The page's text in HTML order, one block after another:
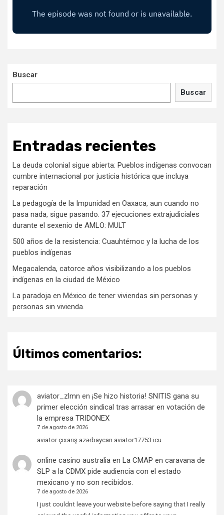
Buscar
Buscar
Entradas recientes
La deuda colonial sigue abierta: Pueblos indígenas convocan
cumbre internacional por justicia histórica que incluya
reparación
La pedagogía de la Impunidad en Oaxaca, aun cuando no
pasa nada, sigue pasando. 37 ejecuciones extrajudiciales
durante el sexenio de AMLO: MULT
500 años de la resistencia: Cuauhtémoc y la lucha de los
pueblos indígenas
Megacalenda, catorce años visibilizando a los pueblos
indígenas en la ciudad de México
La paradoja en México de tener viviendas sin personas y
personas sin vivienda.
Últimos comentarios:
aviator_zlmn en ¡Se hizo historia! SNITIS gana su
primer elección sindical tras arrasar en votación de
la empresa TRIDONEX
7 de agosto de 2026
aviator çıxarış azərbaycan aviator17753.icu
online casino australiaen La CMAP en caravana de
SLP a la CDMX pide audiencia con el estado
mexicano y no son recibidos.
7 de agosto de 2026
I just couldnt leave your website before saying that I really